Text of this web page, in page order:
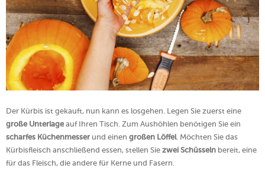
Der Kürbis ist gekauft, nun kann es losgehen. Legen Sie zuerst eine
große Unterlageauf Ihren Tisch. Zum Aushöhlen benötigen Sie ein
scharfes Küchenmesser und einen großen Löffel. Möchten Sie das
Kürbisfleisch anschließend essen, stellen Sie zwei Schüsseln bereit, eine
für das Fleisch, die andere für Kerne und Fasern.